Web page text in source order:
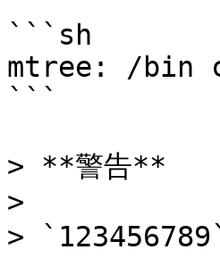
```sh
mtree: /bin
```
> **警告**
>
> `123456789`